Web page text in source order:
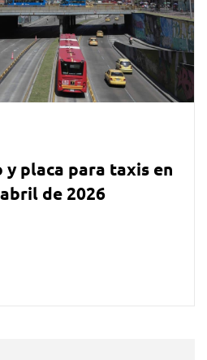
placa para taxis en
de 2026